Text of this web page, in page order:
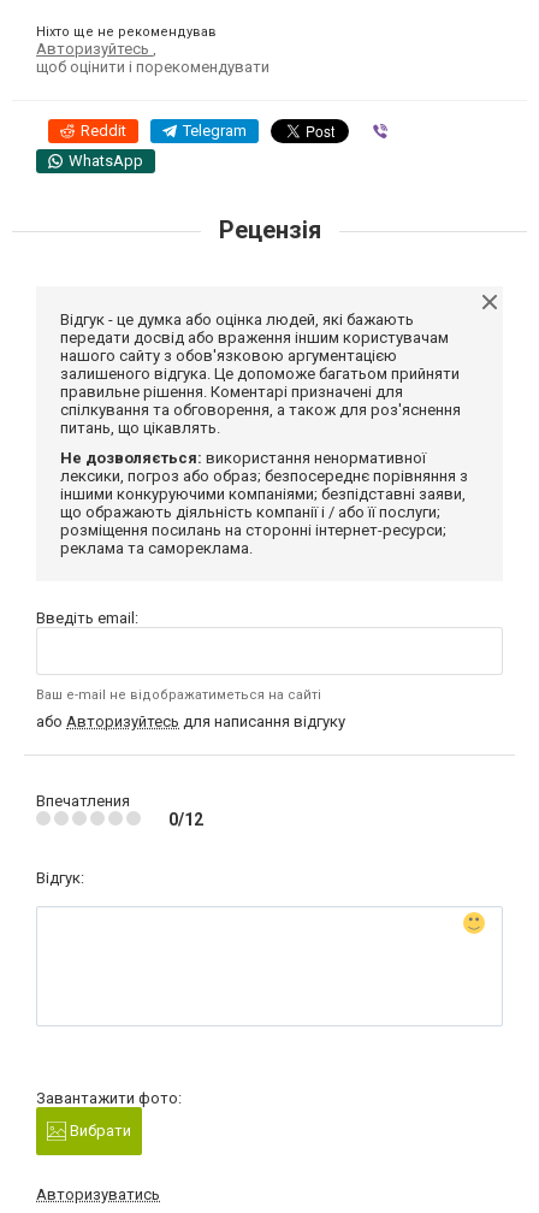
Ніхто ще не рекомендував
Авторизуйтесь
щоб оцінити і порекомендувати
Reddit Telegram
WhatsApp
Рецензія
Відгук - це думка або оцінка людей, які бажають
передати досвід або враження іншим користувачам
нашого сайту з обов'язковою аргументацією
залишеного відгука. Це допоможе багатьом прийняти
правильне рішення. Коментарі призначені для
спілкування та обговорення, а також для роз'яснення
питань, що цікавлять.
Не дозволяється: використання ненормативної
лексики, погроз або образ; безпосереднє порівняння з
іншими конкуруючими компаніями; безпідставні заяви,
що ображають діяльність компанії і / або її послуги;
розміщення посилань на сторонні інтернет-ресурси;
реклама та самореклама.
Введіть email:
Ваш e-mail не відображатиметься на сайті
або Авторизуйтесь для написання відгуку
Впечатления
0/12
Відгук:
Завантажити фото:
Вибрати
Авторизуватись